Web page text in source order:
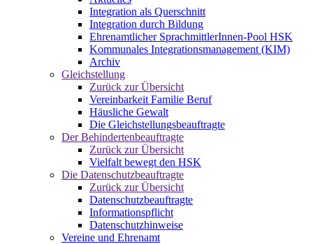
Integration als Querschnitt
Integration durch Bildung
Ehrenamtlicher SprachmittlerInnen-Pool HSK
Kommunales Integrationsmanagement (KIM)
Archiv
Gleichstellung
Zurück zur Übersicht
Vereinbarkeit Familie Beruf
Häusliche Gewalt
Die Gleichstellungsbeauftragte
Der Behindertenbeauftragte
Zurück zur Übersicht
Vielfalt bewegt den HSK
Die Datenschutzbeauftragte
Zurück zur Übersicht
Datenschutzbeauftragte
Informationspflicht
Datenschutzhinweise
Vereine und Ehrenamt